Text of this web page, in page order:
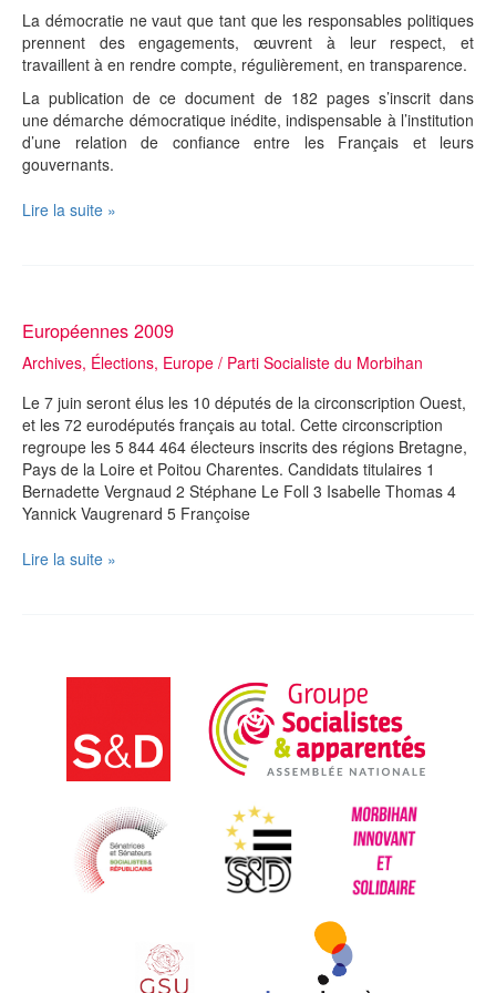
La démocratie ne vaut que tant que les responsables politiques
prennent des engagements, œuvrent à leur respect, et
travaillent à en rendre compte, régulièrement, en transparence.
La publication de ce document de 182 pages s’inscrit dans
une démarche démocratique inédite, indispensable à l’institution
d’une relation de confiance entre les Français et leurs
gouvernants.
60
:
4
ans
tard.
Lire la suite »
Européennes 2009
Archives, Élections, Europe / Parti Socialiste du Morbihan
Le 7 juin seront élus les 10 députés de la circonscription Ouest,
et les 72 eurodéputés français au total. Cette circonscription
regroupe les 5 844 464 électeurs inscrits des régions Bretagne,
Pays de la Loire et Poitou Charentes. Candidats titulaires 1
Bernadette Vergnaud 2 Stéphane Le Foll 3 Isabelle Thomas 4
Yannick Vaugrenard 5 Françoise
Européennes
Lire la suite »